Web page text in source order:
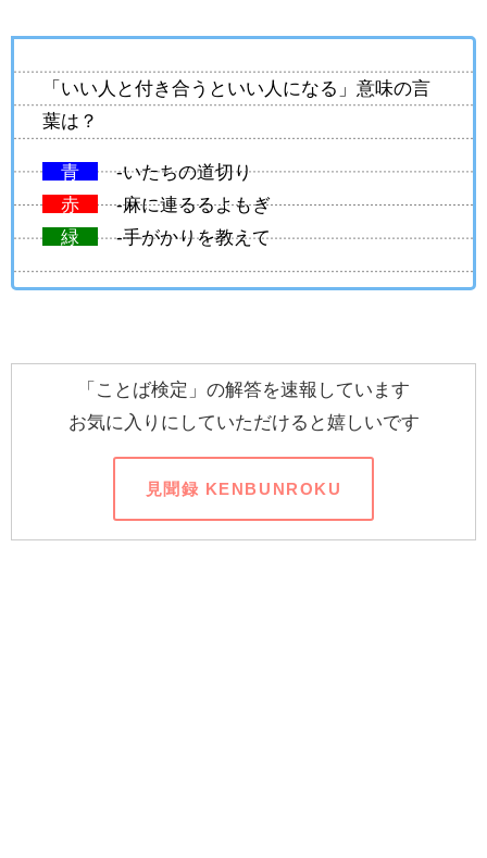
「いい人と付き合うといい人になる」意味の言
葉は？
青
-いたちの道切り
赤
-麻に連るるよもぎ
緑
-手がかりを教えて
「ことば検定」の解答を速報しています
お気に入りにしていただけると嬉しいです
見聞録 KENBUNROKU